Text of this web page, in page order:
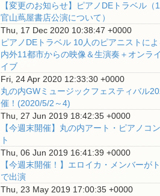
【変更のお知らせ】ピアノDEトラベル（
官山蔦屋書店公演について）
Thu, 17 Dec 2020 10:38:47 +0000
ピアノDEトラベル 10人のピアニストによ
内外11都市からの映像＆生演奏＋オンラ
イブ
Fri, 24 Apr 2020 12:33:30 +0000
丸の内GWミュージックフェスティバル
催！(2020/5/2～4)
Thu, 27 Jun 2019 18:42:35 +0000
【今週末開催】丸の内アート・ピアノコ
ト
Thu, 06 Jun 2019 16:41:39 +0000
【今週末開催！】エロイカ・メンバーが
で出演
Thu, 23 May 2019 17:00:35 +0000